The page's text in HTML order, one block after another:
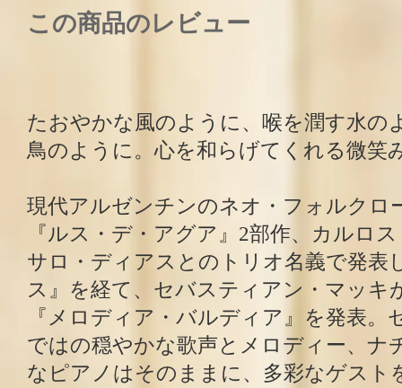
この商品のレビュー
たおやかな風のように、喉を潤す水の
鳥のように。心を和らげてくれる微笑
現代アルゼンチンのネオ・フォルクロ
『ルス・デ・アグア』2部作、カルロ
サロ・ディアスとのトリオ名義で発表
ス』を経て、セバスティアン・マッキ
『メロディア・バルディア』を発表
ではの穏やかな歌声とメロディー、ナ
なピアノはそのままに、多彩なゲスト